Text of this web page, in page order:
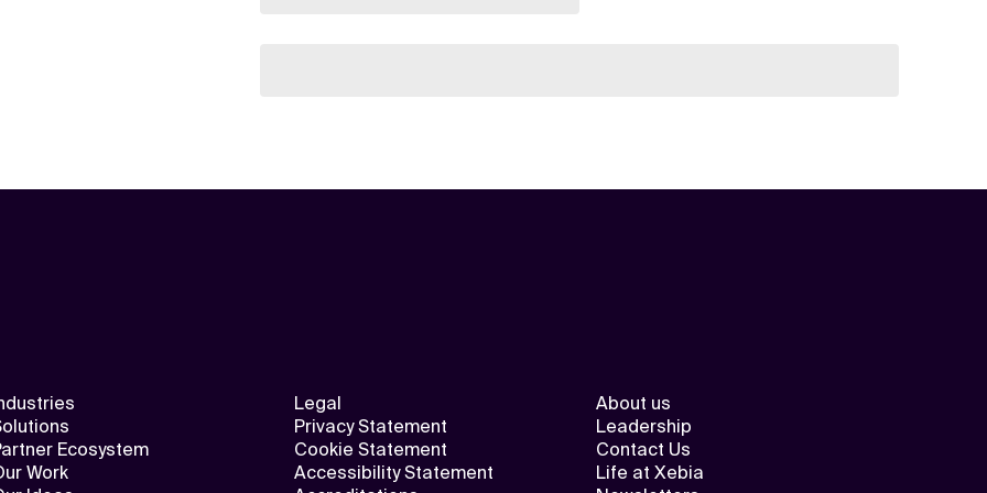
Ecosystem
Work
Legal
Privacy Statement
Cookie Statement
Accessibility Statement
About us
Leadership
Contact Us
Life at Xebia